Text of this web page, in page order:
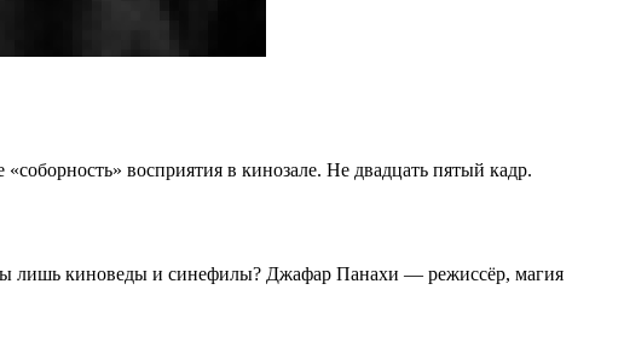
восприятия в кинозале. Не двадцать пятый кадр.
лишь киноведы и синефилы? Джафар Панахи — режиссёр, магия